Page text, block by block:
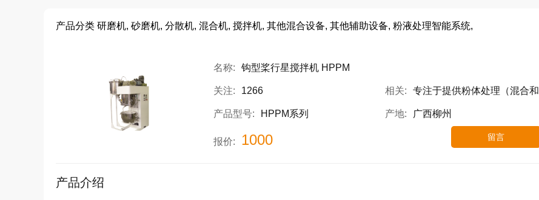
产品分类 研磨机, 砂磨机, 分散机, 混合机, 搅拌机, 其他混合设备, 其他辅助设备, 粉液处理智能系统,
名称: 钩型桨行星搅拌机 HPPM
关注: 1266 相关: 专注于提供粉体处理（混合和颗粒设计为主）设备,高粘高固搅拌设备,粉液自动上料系统的高端智能装备解决方案
产品型号: HPPM系列 产地: 广西柳州
报价: 1000 留言
产品介绍